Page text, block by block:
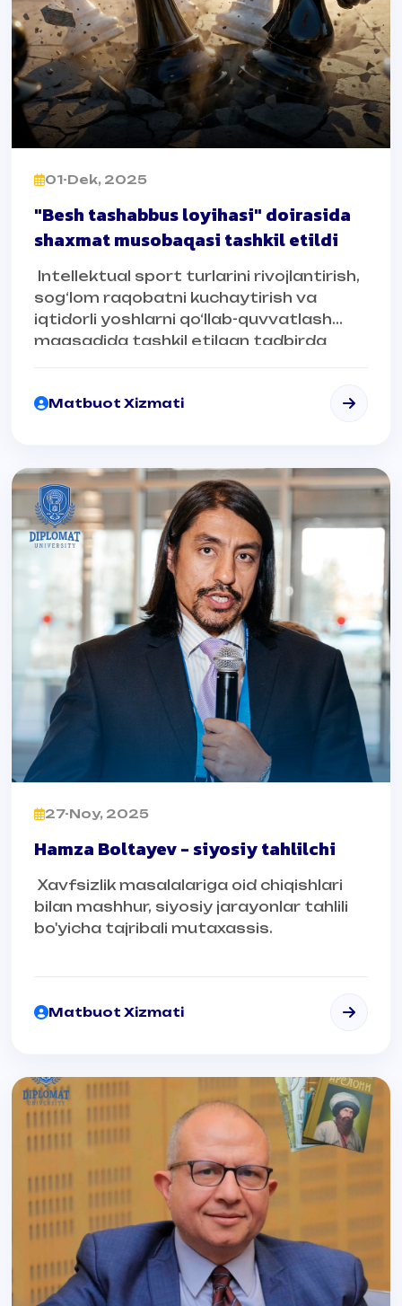
01-Dek, 2025
"Besh tashabbus loyihasi" doirasida
shaxmat musobaqasi tashkil etildi
Intellektual sport turlarini rivojlantirish,
sog‘lom raqobatni kuchaytirish va
iqtidorli yoshlarni qo‘llab-quvvatlash
maqsadida tashkil etilgan tadbirda
raqobatbardoshligini namoyish etdilar.
Matbuot Xizmati
27-Noy, 2025
Hamza Boltayev - siyosiy tahlilchi
Xavfsizlik masalalariga oid chiqishlari
bilan mashhur, siyosiy jarayonlar tahlili
bo'yicha tajribali mutaxassis.
Matbuot Xizmati